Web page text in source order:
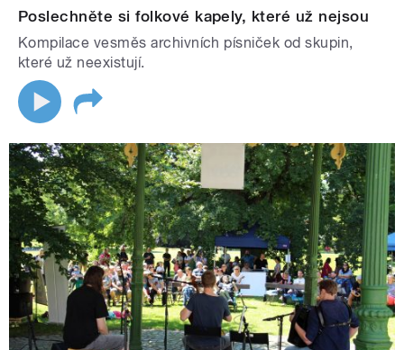
Poslechněte si folkové kapely, které už nejsou
Kompilace vesměs archivních písniček od skupin,
které už neexistují.